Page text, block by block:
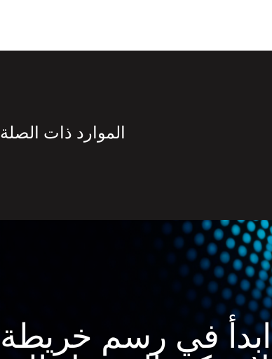
الموارد ذات الصلة
ابدأ في رسم خريطة